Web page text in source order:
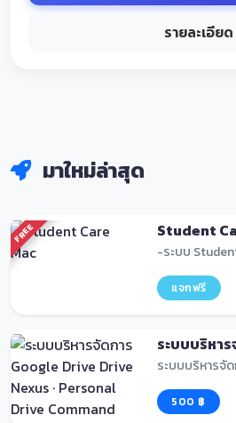
รายละเอียด
มาใหม่ล่าสุด
FREE Student
แจกฟรี
500 ฿